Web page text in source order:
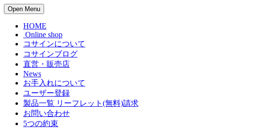
Open Menu
HOME
Online shop
コサインについて
コサインブログ
直営・販売店
News
お手入れについて
ユーザー登録
製品一覧 リーフレット(無料)請求
お問い合わせ
5つの約束